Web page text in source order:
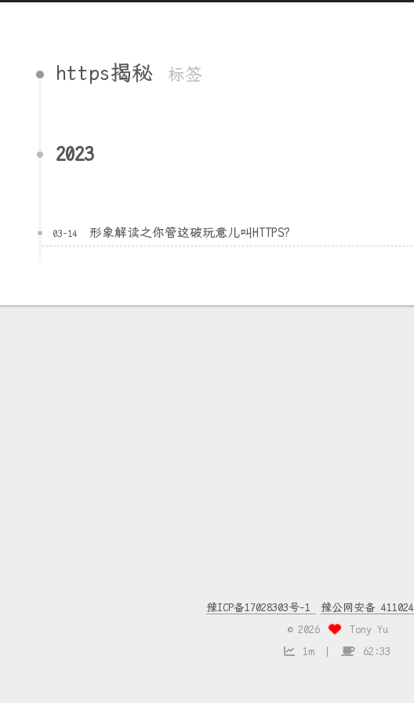
https揭秘 标签
2023
03-14 形象解读之你管这破玩意儿叫HTTPS?
豫ICP备17028303号-1
豫公网安备
© 2026
Tony Yu
1m
62:33